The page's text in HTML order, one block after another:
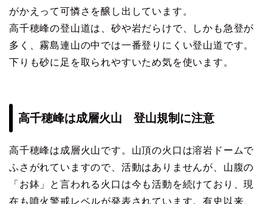
がかえって可憐さを醸し出しています。
高千穂峰の登山道は、砂や岩だらけで、しかも急登が
多く、霧島連山の中では一番登りにくい登山道です。
下りも砂に足を取られやすいため気を使います。
高千穂峰は成層火山 登山規制に注意
高千穂峰は成層火山です。山頂の火口は溶岩ドームで
ふさがれていますので、活動はありませんが、山腹の
「お鉢」と言われる火口は今も活動を続けており、現
在も噴火警戒レベルが発表されています。有史以来、